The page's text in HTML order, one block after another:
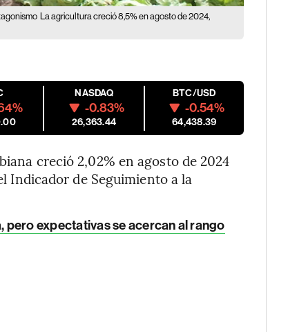
La agricultura creció 8,5% en agosto de 2024,
NASDAQ
-0.83%
26,363.44
BTC/USD
-0.54%
64,438.39
creció 2,02% en agosto de 2024
Indicador de Seguimiento a la
pero expectativas se acercan al rango